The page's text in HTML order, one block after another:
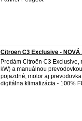
Citroen C3 Exclusive - NOVÁ
Predám Citroën C3
kW) a manuálnou
pojazdné, motor aj
digitálna klimatizácia - 100%